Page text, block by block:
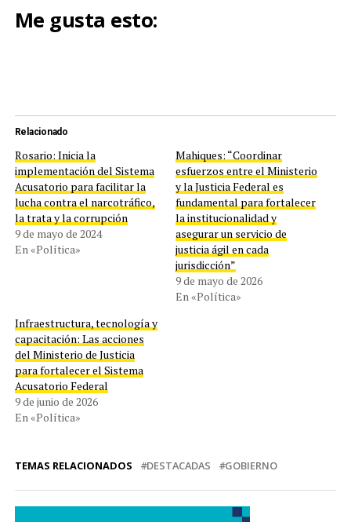
Me gusta esto:
Relacionado
Rosario: Inicia la
implementación del Sistema
Acusatorio para facilitar la
lucha contra el narcotráfico,
la trata y la corrupción
9 de mayo de 2024
En «Política»
Mahiques: “Coordinar
esfuerzos entre el Ministerio
y la Justicia Federal es
fundamental para fortalecer
la institucionalidad y
asegurar un servicio de
justicia ágil en cada
jurisdicción”
9 de mayo de 2026
En «Política»
Infraestructura, tecnología y
capacitación: Las acciones
del Ministerio de Justicia
para fortalecer el Sistema
Acusatorio Federal
9 de junio de 2026
En «Política»
TEMAS RELACIONADOS DESTACADAS GOBIERNO